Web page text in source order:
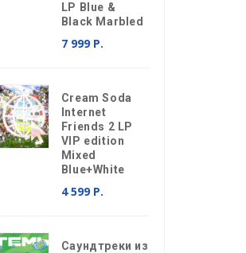
LP Blue &
Black Marbled
7 999 Р.
Cream Soda
Internet
Friends 2 LP
VIP edition
Mixed
Blue+White
4 599 Р.
Саундтреки из